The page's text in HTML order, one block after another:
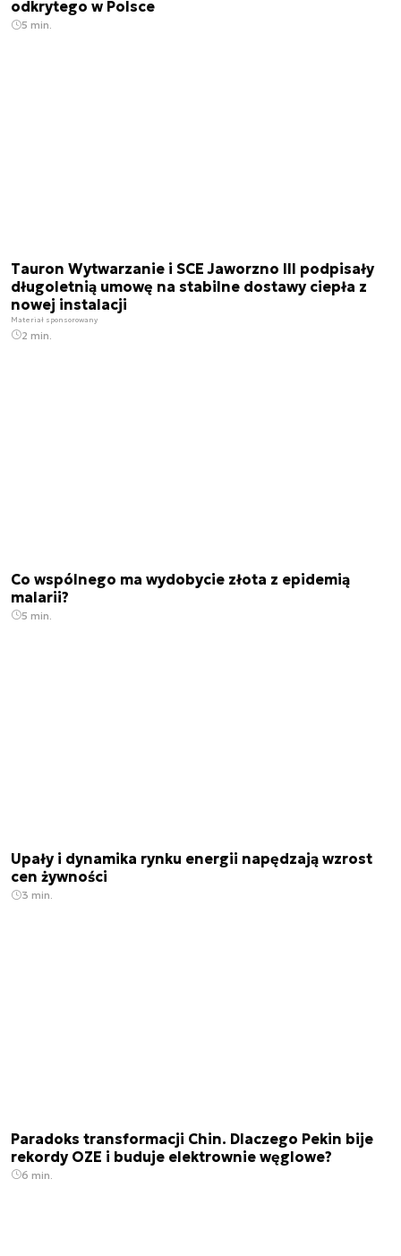
odkrytego w Polsce
5 min.
Tauron Wytwarzanie i SCE Jaworzno III podpisały
długoletnią umowę na stabilne dostawy ciepła z
nowej instalacji
Materiał sponsorowany
2 min.
Co wspólnego ma wydobycie złota z epidemią
malarii?
5 min.
Upały i dynamika rynku energii napędzają wzrost
cen żywności
3 min.
Paradoks transformacji Chin. Dlaczego Pekin bije
rekordy OZE i buduje elektrownie węglowe?
6 min.